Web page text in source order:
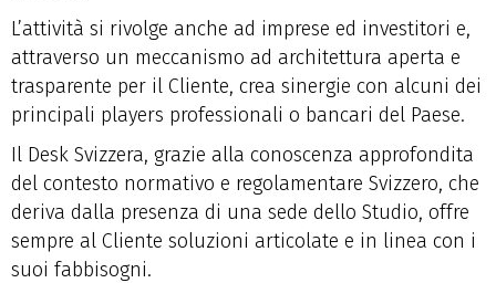
L’attività si rivolge anche ad imprese ed investitori e,
attraverso un meccanismo ad architettura aperta e
trasparente per il Cliente, crea sinergie con alcuni dei
principali players professionali o bancari del Paese.
Il Desk Svizzera, grazie alla conoscenza approfondita
del contesto normativo e regolamentare Svizzero, che
deriva dalla presenza di una sede dello Studio, offre
sempre al Cliente soluzioni articolate e in linea con i
suoi fabbisogni.